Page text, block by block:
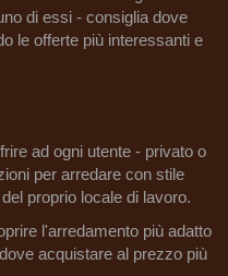
di essi - consiglia dove
le offerte più interessanti e
ad ogni utente - privato o
per arredare con stile
proprio locale di lavoro.
l'arredamento più adatto
acquistare al prezzo più